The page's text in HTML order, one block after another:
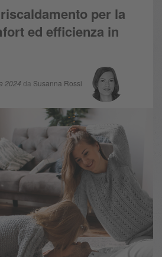
per la
ed efficienza in
2024 da Susanna Rossi